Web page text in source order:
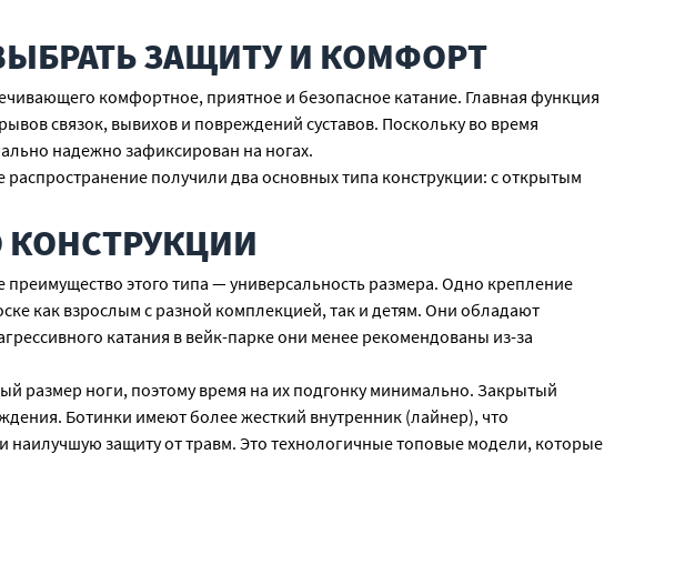
ЗАЩИТУ И КОМФОРТ
комфортное, приятное и безопасное катание. Главная функция
связок, вывихов и повреждений суставов. Поскольку во время
надежно зафиксирован на ногах.
получили два основных типа конструкции: с открытым
этого типа — универсальность размера. Одно крепление
как взрослым с разной комплекцией, так и детям. Они обладают
катания в вейк-парке они менее рекомендованы из-за
размер ноги, поэтому время на их подгонку минимально. Закрытый
Ботинки имеют более жесткий внутренник (лайнер), что
защиту от травм. Это технологичные топовые модели, которые
всегда тщательно затягивайте и зашнуровывайте крепления перед